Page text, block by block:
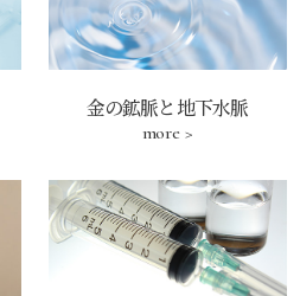
金の鉱脈と地下水脈
more >